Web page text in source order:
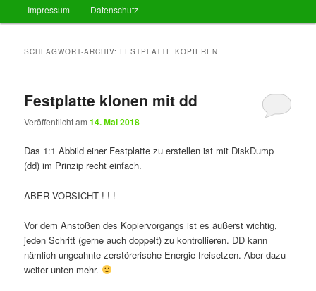
primären
sekundären
Impressum Datenschutz
SCHLAGWORT-ARCHIV: FESTPLATTE KOPIEREN
Festplatte klonen mit dd
Veröffentlicht am14. Mai 2018
Das 1:1 Abbild einer Festplatte zu erstellen ist mit DiskDump
(dd) im Prinzip recht einfach.
ABER VORSICHT ! ! !
Vor dem Anstoßen des Kopiervorgangs ist es äußerst wichtig,
jeden Schritt (gerne auch doppelt) zu kontrollieren. DD kann
nämlich ungeahnte zerstörerische Energie freisetzen. Aber dazu
weiter unten mehr.